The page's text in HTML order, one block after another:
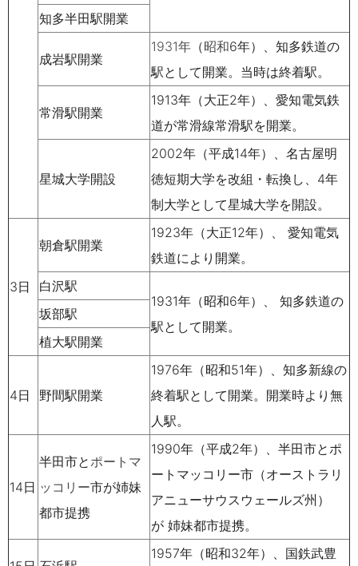
知多半田駅開業
成岩駅開業
1931年 （昭和6年）、 知多鉄道の
駅として開業。当時は終着駅。
常滑駅開業
1913年（大正2年）、 愛知電気鉄
道が常滑線常滑駅を開業。
星城大学開設
2002年（平成14年）、名古屋明
徳短期大学を改組・転換し、4年
制大学として星城大学を開設。
3日
朝倉駅開業
1923年 （大正12年）、
愛知電気
鉄道により開業。
白沢駅
1931年 （昭和6年）、 知多鉄道の
駅として開業。
坂部駅
植大駅開業
4日 野間駅開業
1976年 （昭和51年）、知多新線の
終着駅として開業。開業時より 無
人駅。
14日
半田市とポートマ
ッコリー市が姉妹
都市提携
1990年（平成2年）、半田市とポ
ートマッコリー市（オーストラリ
アニューサウスウェールズ州 ）
が 姉妹都市提携。
1957年 （昭和32年）、 国鉄武豊